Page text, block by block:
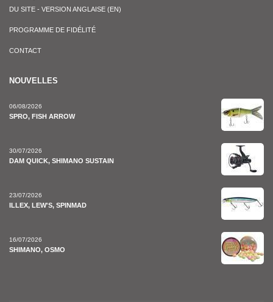
DU SITE - VERSION ANGLAISE (EN)
PROGRAMME DE FIDÉLITÉ
CONTACT
NOUVELLES
06/08/2026
SPRO, FISH ARROW
30/07/2026
DAM QUICK, SHIMANO SUSTAIN
23/07/2026
ILLEX, LEW'S, SPINMAD
16/07/2026
SHIMANO, OSMO